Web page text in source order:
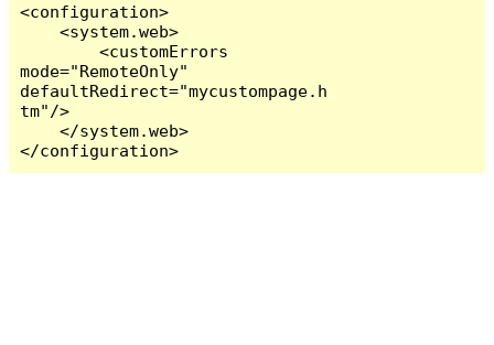
<configuration>
    <system.web>
        <customErrors
mode="RemoteOnly"
defaultRedirect="mycustompage.h
tm"/>
    </system.web>
</configuration>